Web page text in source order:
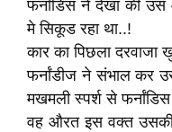
फर्नांडिस ने देखा की उस
मे सिकूड रहा था..!
कार का पिछला दरवाजा
फर्नांडीज ने संभाल कर
मखमली स्पर्श से
वह औरत इस वक्त